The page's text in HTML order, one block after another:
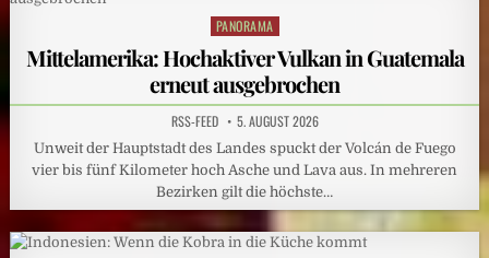
Posted
in
PANORAMA
Mittelamerika: Hochaktiver Vulkan in Guatemala
erneut ausgebrochen
RSS-FEED 5. AUGUST 2026
Unweit der Hauptstadt des Landes spuckt der Volcán de Fuego
vier bis fünf Kilometer hoch Asche und Lava aus. In mehreren
Bezirken gilt die höchste…